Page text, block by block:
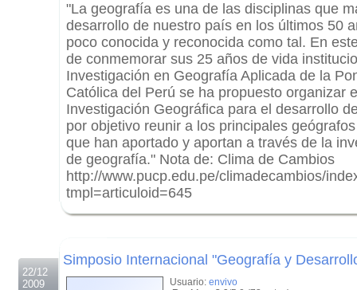
"La geografía es una de las disciplinas que
desarrollo de nuestro país en los últimos 50
poco conocida y reconocida como tal. En
de conmemorar sus 25 años de vida
Investigación en Geografía Aplicada de la
Católica del Perú se ha propuesto organizar
Investigación Geográfica para el desarrollo
por objetivo reunir a los principales
que han aportado y aportan a través de la
de geografía." Nota de: Clima de Cambios
http://www.pucp.edu.pe/climadecambios/
tmpl=articuloid=645
22/12
2009
Simposio Internacional "Geografía y
Usuario: envivo